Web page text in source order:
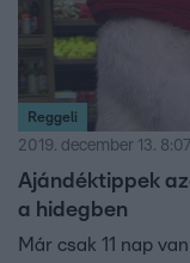
Reggeli
2019. december 13. 8:07
Ajándéktippek
a hidegben
Már csak 11 nap